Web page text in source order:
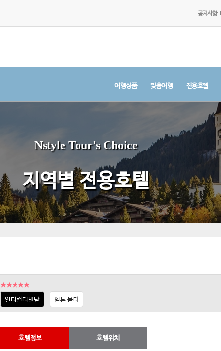
공지사항
여행상품 맞춤여행 전용호텔
Nstyle Tour's Choice
지역별 전용호텔
★★★★★
인터컨티넨탈
힐튼 몰타
호텔정보 호텔위치